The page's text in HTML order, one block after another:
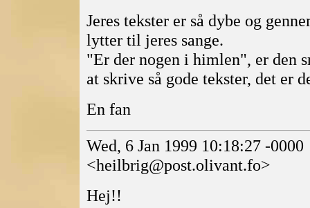
Jeres tekster er så dybe og
lytter til jeres sange.
"Er der nogen i himlen", er den
at skrive så gode tekster, det er
En fan
Wed, 6 Jan 1999 10:18:27 -
<heilbrig@post.olivant.fo>
Hej!!